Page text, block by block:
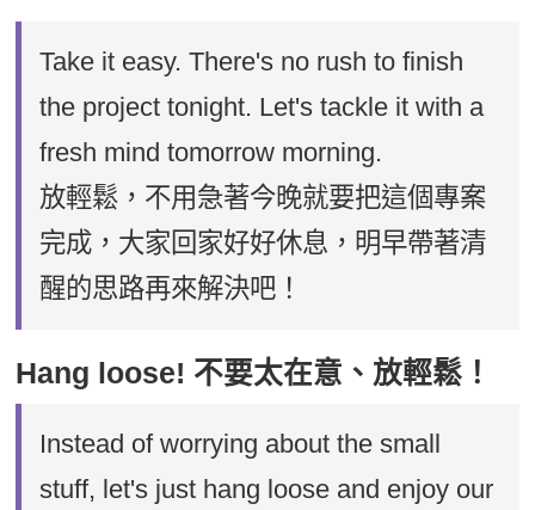
Take it easy. There's no rush to finish
the project tonight. Let's tackle it with a
fresh mind tomorrow morning.
放輕鬆，不用急著今晚就要把這個專案
完成，大家回家好好休息，明早帶著清
醒的思路再來解決吧！
Hang loose! 不要太在意、放輕鬆！
Instead of worrying about the small
stuff, let's just hang loose and enjoy our